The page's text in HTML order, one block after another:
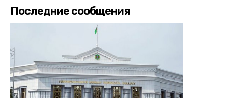
Последние сообщения